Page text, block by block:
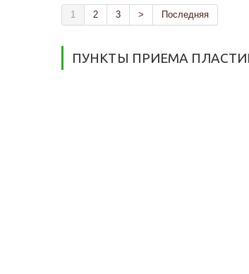
1 2 3 > Последняя
ПУНКТЫ ПРИЕМА